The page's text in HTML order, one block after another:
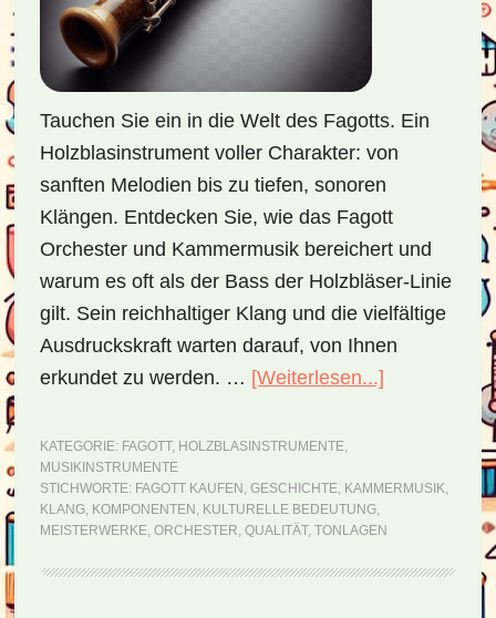
Tauchen Sie ein in die Welt des Fagotts. Ein
Holzblasinstrument voller Charakter: von
sanften Melodien bis zu tiefen, sonoren
Klängen. Entdecken Sie, wie das Fagott
Orchester und Kammermusik bereichert und
warum es oft als der Bass der Holzbläser-Linie
gilt. Sein reichhaltiger Klang und die vielfältige
Ausdruckskraft warten darauf, von Ihnen
erkundet zu werden. … [Weiterlesen...]
mit
Charakter
KATEGORIE: FAGOTT, HOLZBLASINSTRUMENTE,
MUSIKINSTRUMENTE
STICHWORTE: FAGOTT KAUFEN , GESCHICHTE, KAMMERMUSIK,
KLANG, KOMPONENTEN , KULTURELLE BEDEUTUNG,
MEISTERWERKE, ORCHESTER, QUALITÄT, TONLAGEN